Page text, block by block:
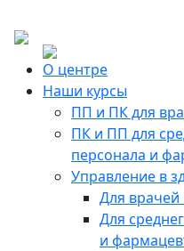
О центре
Наши курсы
ПП и ПК для
ПК и ПП для
персонала и
Управление в
Для
Для
и